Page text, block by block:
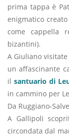
prima tappa è
enigmatico
come cappella
bizantini).
A Giuliano
un affascinante
il santuario di
in cammino per
Da Ruggiano-
A Gallipoli
circondata dal